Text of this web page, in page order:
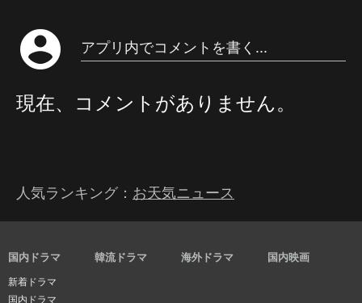
account_circle アプリ内でコメントを書く...
現在、コメントがありません。
人気ランキング： お天気ニュース
国内ドラマ
新着ドラマ
国内ドラマ
韓流ドラマ 海外ドラマ 国内映画